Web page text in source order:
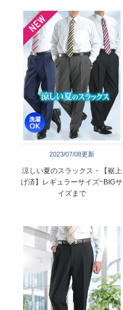
2023/07/08更新
涼しい夏のスラックス・【裾上
げ済】レギュラーサイズ~BIGサ
イズまで